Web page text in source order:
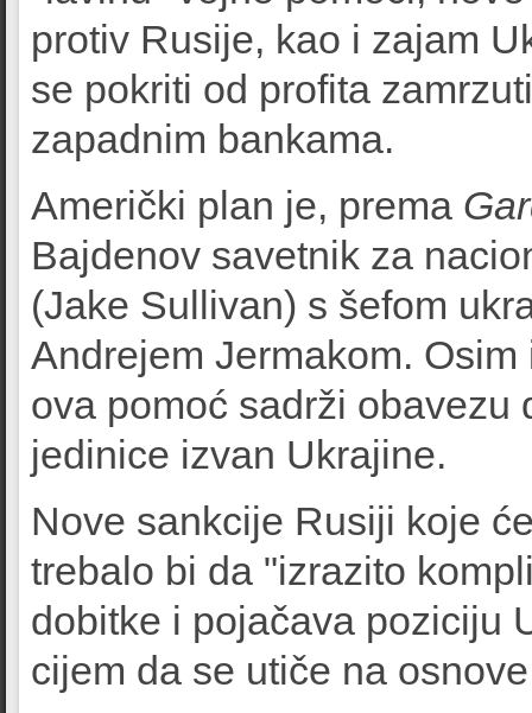
protiv Rusije, kao i zajam
se pokriti od profita
zapadnim bankama.
Američki plan je, prema
Bajdenov savetnik za
(Jake Sullivan) s šefom
Andrejem Jermakom.
ova pomoć sadrži obavezu
jedinice izvan Ukrajine.
Nove sankcije Rusiji koje
trebalo bi da "izrazito
dobitke i pojačava poziciju
cijem da se utiče na